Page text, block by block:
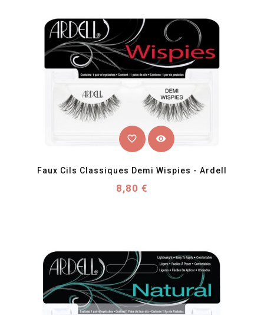
favorite_border visibility
Faux Cils Classiques Demi Wispies - Ardell
Prix
8,80 €